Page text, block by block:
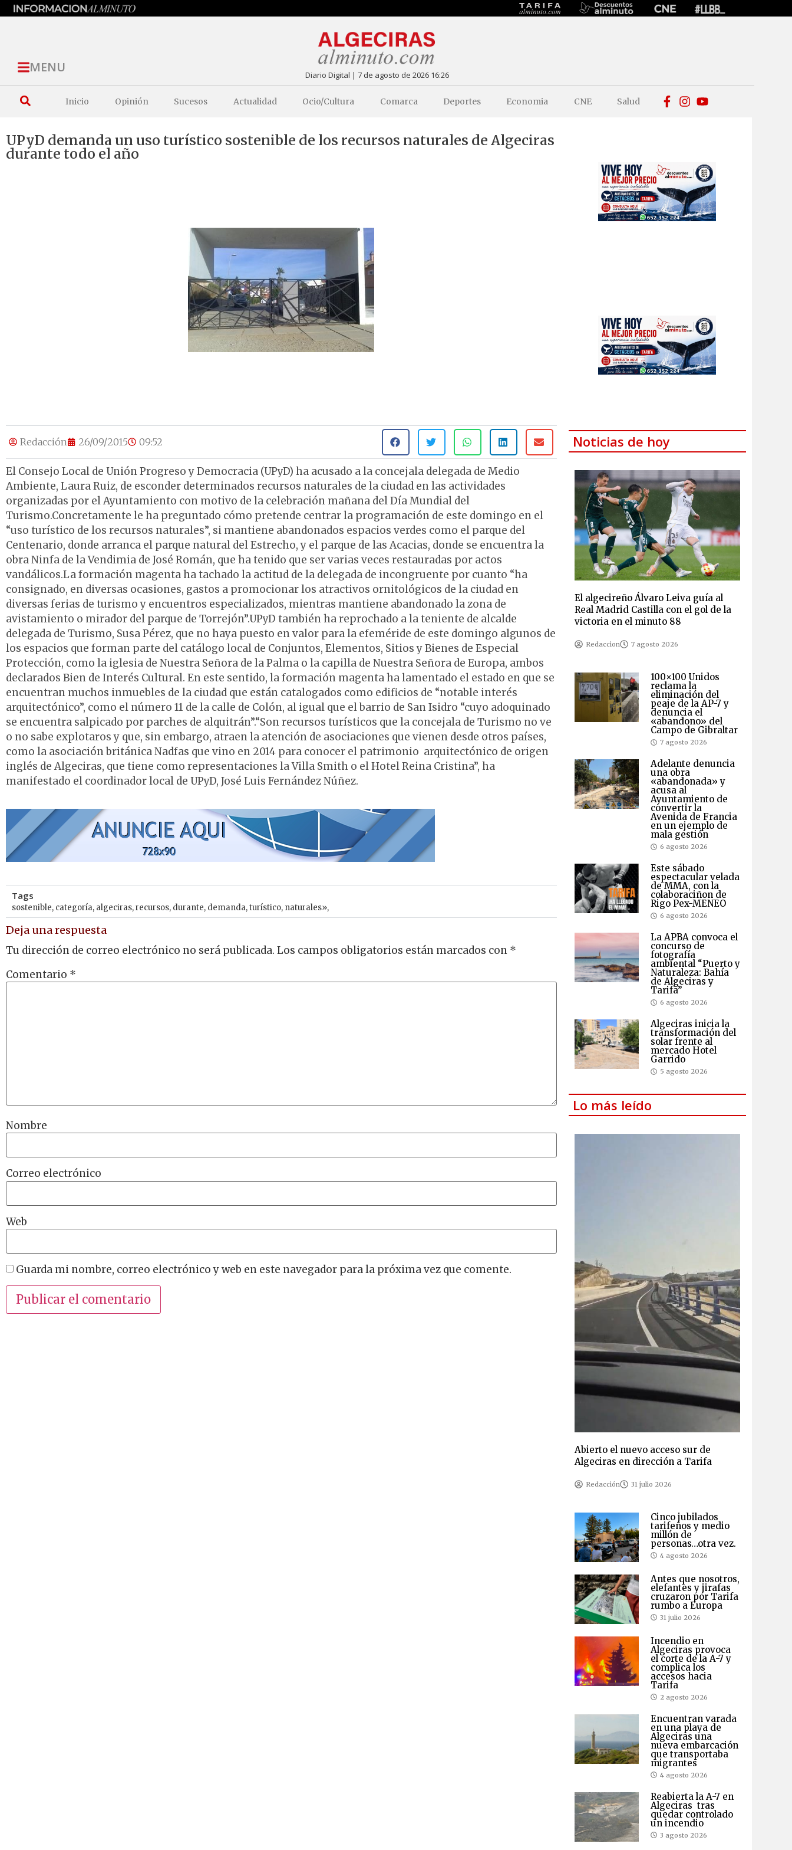
MENU Diario Digital | 7 de agosto de 2026 16:26
Inicio Opinión Sucesos Actualidad Ocio/Cultura Comarca Deportes Economia CNE Salud
UPyD demanda un uso turístico sostenible de los recursos naturales de Algeciras
durante todo el año
Redacción 26/09/2015 09:52
El Consejo Local de Unión Progreso y Democracia (UPyD) ha acusado a la concejala delegada de Medio
Ambiente, Laura Ruiz, de esconder determinados recursos naturales de la ciudad en las actividades
organizadas por el Ayuntamiento con motivo de la celebración mañana del Día Mundial del
Turismo.Concretamente le ha preguntado cómo pretende centrar la programación de este domingo en el
“uso turístico de los recursos naturales”, si mantiene abandonados espacios verdes como el parque del
Centenario, donde arranca el parque natural del Estrecho, y el parque de las Acacias, donde se encuentra la
obra Ninfa de la Vendimia de José Román, que ha tenido que ser varias veces restauradas por actos
vandálicos.La formación magenta ha tachado la actitud de la delegada de incongruente por cuanto “ha
consignado, en diversas ocasiones, gastos a promocionar los atractivos ornitológicos de la ciudad en
diversas ferias de turismo y encuentros especializados, mientras mantiene abandonado la zona de
avistamiento o mirador del parque de Torrejón”.UPyD también ha reprochado a la teniente de alcalde
delegada de Turismo, Susa Pérez, que no haya puesto en valor para la efeméride de este domingo algunos de
los espacios que forman parte del catálogo local de Conjuntos, Elementos, Sitios y Bienes de Especial
Protección, como la iglesia de Nuestra Señora de la Palma o la capilla de Nuestra Señora de Europa, ambos
declarados Bien de Interés Cultural. En este sentido, la formación magenta ha lamentado el estado en que se
encuentran muchos inmuebles de la ciudad que están catalogados como edificios de “notable interés
arquitectónico”, como el número 11 de la calle de Colón, al igual que el barrio de San Isidro “cuyo adoquinado
se encuentra salpicado por parches de alquitrán”.“Son recursos turísticos que la concejala de Turismo no ve
o no sabe explotaros y que, sin embargo, atraen la atención de asociaciones que vienen desde otros países,
como la asociación británica Nadfas que vino en 2014 para conocer el patrimonio arquitectónico de origen
inglés de Algeciras, que tiene como representaciones la Villa Smith o el Hotel Reina Cristina”, ha
manifestado el coordinador local de UPyD, José Luis Fernández Núñez.
Tags
sostenible, categoría, algeciras,recursos, durante, demanda,turístico, naturales»,
Deja una respuesta
Tu dirección de correo electrónico no será publicada. Los campos obligatorios están marcados con *
Comentario *
Nombre
Correo electrónico
Web
Guarda mi nombre, correo electrónico y web en este navegador para la próxima vez que comente.
Noticias de hoy
El algecireño Álvaro Leiva guía al
Real Madrid Castilla con el gol de la
victoria en el minuto 88
Redaccion 7 agosto 2026
100×100 Unidos
reclama la
eliminación del
peaje de la AP-7 y
denuncia el
«abandono» del
Campo de Gibraltar
7 agosto 2026
Adelante denuncia
una obra
«abandonada» y
acusa al
Ayuntamiento de
convertir la
Avenida de Francia
en un ejemplo de
mala gestión
6 agosto 2026
Este sábado
espectacular velada
de MMA, con la
colaboraciñon de
Rigo Pex-MENEO
6 agosto 2026
La APBA convoca el
concurso de
fotografía
ambiental “Puerto y
Naturaleza: Bahía
de Algeciras y
Tarifa”
6 agosto 2026
Algeciras inicia la
transformación del
solar frente al
mercado Hotel
Garrido
5 agosto 2026
Lo más leído
Abierto el nuevo acceso sur de
Algeciras en dirección a Tarifa
Redacción 31 julio 2026
Cinco jubilados
tarifeños y medio
millón de
personas…otra vez.
4 agosto 2026
Antes que nosotros,
elefantes y jirafas
cruzaron por Tarifa
rumbo a Europa
31 julio 2026
Incendio en
Algeciras provoca
el corte de la A-7 y
complica los
accesos hacia
Tarifa
2 agosto 2026
Encuentran varada
en una playa de
Algeciras una
nueva embarcación
que transportaba
migrantes
4 agosto 2026
Reabierta la A-7 en
Algeciras tras
quedar controlado
un incendio
3 agosto 2026